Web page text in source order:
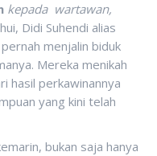
kepada wartawan,
Didi Suhendi alias
menjalin biduk
Mereka menikah
hasil perkawinannya
yang kini telah
bukan saja hanya